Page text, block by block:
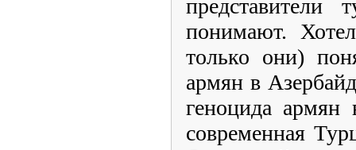
представители
понимают.
только они)
армян в
геноцида
современная